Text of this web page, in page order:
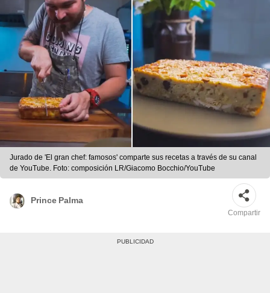
Jurado de 'El gran chef: famosos' comparte sus recetas a través de su canal
de YouTube. Foto: composición LR/Giacomo Bocchio/YouTube
Prince Palma
Compartir